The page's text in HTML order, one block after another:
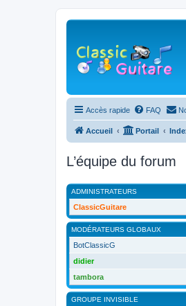
Accès rapide FAQ
Accueil Portail
L’équipe du forum
ADMINISTRATEURS
ClassicGuitare
MODÉRATEURS GLOBAUX
BotClassicG
didier
tambora
GROUPE INVISIBLE